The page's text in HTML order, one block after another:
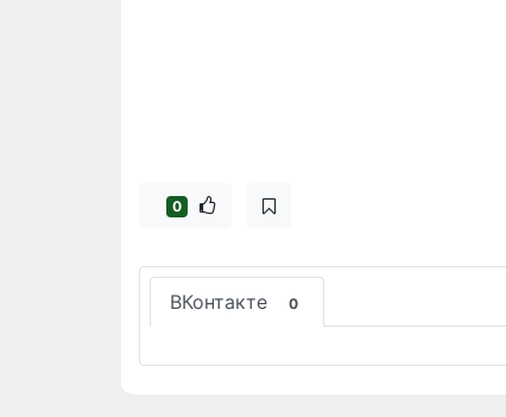
0
ВКонтакте 0